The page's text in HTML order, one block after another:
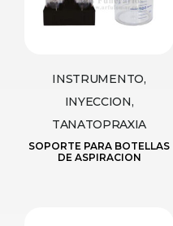
INSTRUMENTO,
INYECCION,
TANATOPRAXIA
SOPORTE PARA BOTELLAS
DE ASPIRACION